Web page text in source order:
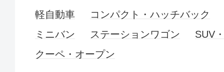
軽自動車
コンパクト・ハッチバック
ミニバン
ステーションワゴン
SUV
クーペ・オープン